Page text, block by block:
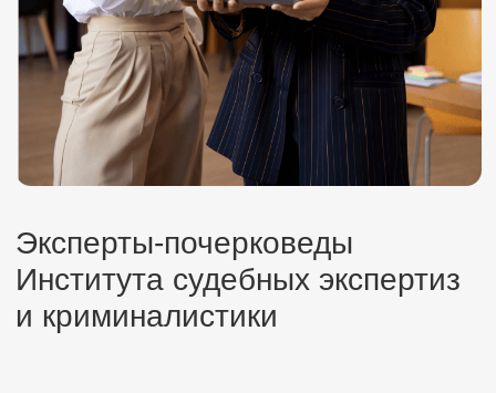
В одном из дел экспертиза почерка
помогла установить подделку
завещания. Документ был написан от
руки, и на первый взгляд почерк
казался очень похожим на другие
образцы почерка покойного. Однако
эксперт заметил, что в некоторых
подделать собственный почерк.
Детальное изучение документа под
микроскопом, анализ каждого штриха,
сравнения с подлинными образцами